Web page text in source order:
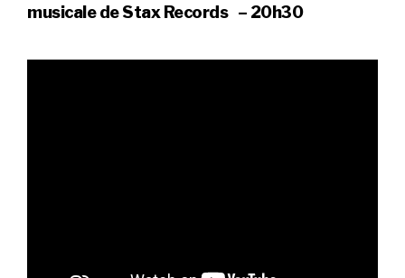
musicale de Stax Records – 20h30